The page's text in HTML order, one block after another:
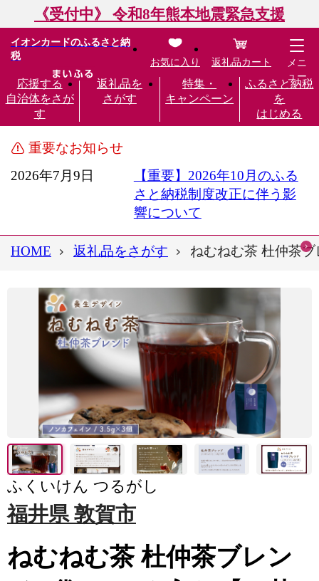
《受付中》 令和8年熊本地震緊急支援
イオンカードのふるさと納
税
応援する
自治体をさが
す
返礼品を
さがす
特集・
キャンペーン
ふるさと納税
を
はじめる
お気に入り 返礼品カート
メニ
ュー
重要なお知らせ
2026年7月9日
【重要】2026年10月のふる
さと納税制度改正に伴う影
響について
HOME 返礼品をさがす ねむねむ茶 杜仲茶
ふくいけん つるがし
福井県 敦賀市
ねむねむ茶 杜仲茶ブレン